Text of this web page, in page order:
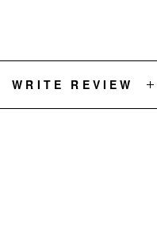
WRITE REVIEW